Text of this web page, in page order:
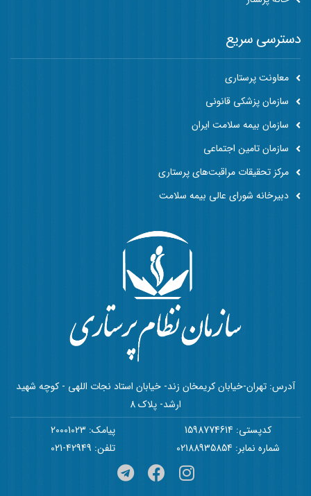
آدرس: تهران-خیابان کریمخان زند- خیابان استاد نجات اللهی - کوچه شهید
ارشد- پلاک 8
کدپستی: 1598774614
پیامک: 20001023
شماره نمابر: 02188935854
تلفن: 42949-021
دسترسی سریع
معاونت پرستاری
سازمان پزشکی قانونی
سازمان بیمه سلامت ایران
سازمان تامین اجتماعی
مرکز تحقیقات مراقبت‌های پرستاری
دبیرخانه شورای عالی بیمه سلامت